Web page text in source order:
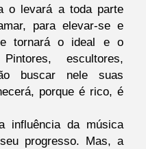
o levará a toda parte
para elevar-se e
tornará o ideal e o
escultores,
buscar nele suas
porque é rico, é
influência da música
progresso. Mas, a